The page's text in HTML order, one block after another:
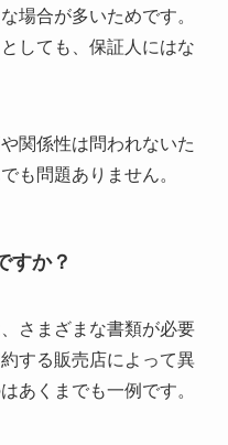
場合が多いためです。
しても、保証人にはな
関係性は問われないた
も問題ありません。
すか？
さまざまな書類が必要
する販売店によって異
あくまでも一例です。